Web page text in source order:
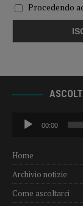
Procedendo
Audio
Player
00:00
Home
Archivio notizie
Come ascoltarci